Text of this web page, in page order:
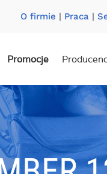
O firmie | Praca|
Promocje